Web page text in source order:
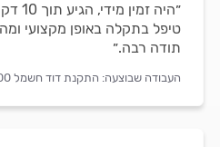
״היה זמין מידי, הגיע תוך 10 דקות מקריאה.
טיפל בתקלה באופן מקצועי
תודה רבה.״
העבודה שבוצעה: התקנת דוד חשמל 200 ליטר